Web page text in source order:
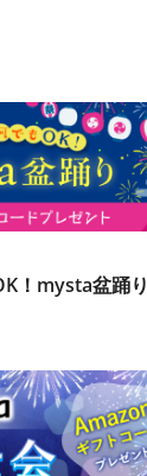
！mysta盆踊り